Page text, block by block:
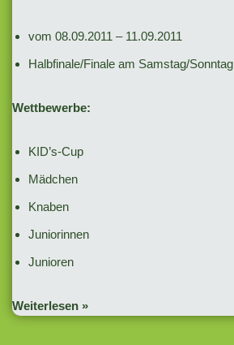
vom 08.09.2011 – 11.09.2011
Halbfinale/Finale am Samstag/Sonntag
Wettbewerbe:
KID’s-Cup
Mädchen
Knaben
Juniorinnen
Junioren
Weiterlesen »